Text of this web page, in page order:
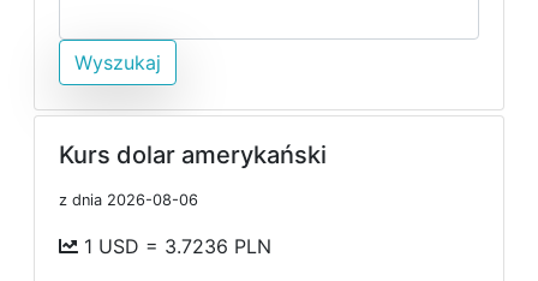
Wyszukaj
Kurs dolar amerykański
z dnia 2026-08-06
1 USD = 3.7236 PLN